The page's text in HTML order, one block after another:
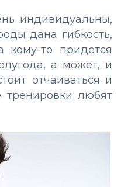
индивидуальны,
дана гибкость,
то придется
а может, и
отчаиваться и
тренировки любят